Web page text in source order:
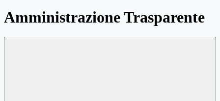
Amministrazione Trasparente